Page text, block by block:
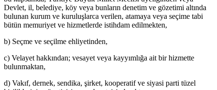
Devlet, il, belediye, köy veya bunların denetim ve gözetimi altında
bulunan kurum ve kuruluşlarca verilen, atamaya veya seçime tabi
bütün memuriyet ve hizmetlerde istihdam edilmekten,
b) Seçme ve seçilme ehliyetinden,
c) Velayet hakkından; vesayet veya kayyımlığa ait bir hizmette
bulunmaktan,
d) Vakıf, dernek, sendika, şirket, kooperatif ve siyasi parti tüzel